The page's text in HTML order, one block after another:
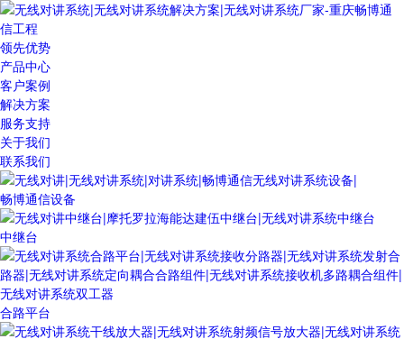
领先优势
产品中心
客户案例
解决方案
服务支持
关于我们
联系我们
畅博通信设备
中继台
合路平台